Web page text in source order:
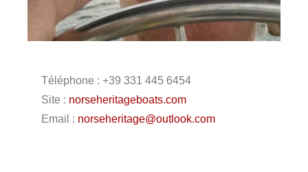
Téléphone : +39 331 445 6454
Site : norseheritageboats.com
Email : norseheritage@outlook.com